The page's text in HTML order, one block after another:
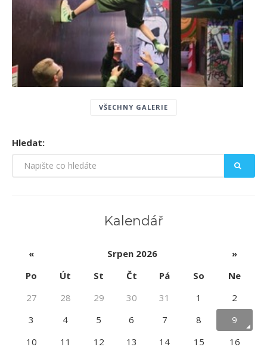
VŠECHNY GALERIE
Hledat:
Kalendář
« Srpen 2026
»
Po
Út St Čt Pá So
Ne
27
28 29 30 31 1
2
3
4 5 6 7 8
9
10
11 12 13 14 15
16